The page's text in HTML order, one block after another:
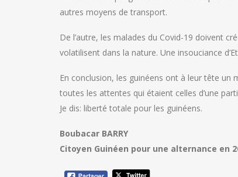
autres moyens de transport.
De l’autre, les malades du Covid-19 doivent
volatilisent dans la nature. Une insouciance
En conclusion, les guinéens ont à leur tête un
toutes les attentes qui étaient celles d’une
Je dis: liberté totale pour les guinéens.
Boubacar BARRY
Citoyen Guinéen pour une alternance en